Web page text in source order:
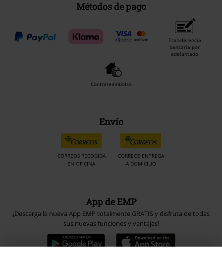
Métodos de pago
Transferencia
bancaria por
adelantado
Contrareembolso
Envío
CORREOS RECOGIDA
EN OFICINA
CORREOS ENTREGA
A DOMICILIO
App de EMP
¡Descarga la nueva App EMP totalmente GRATIS y disfruta de todas
sus nuevas funciones y ventajas!